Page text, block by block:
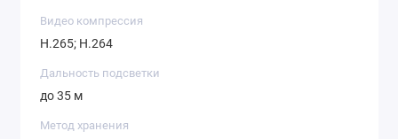
Видео компрессия
H.265; H.264
Дальность подсветки
до 35 м
Метод хранения